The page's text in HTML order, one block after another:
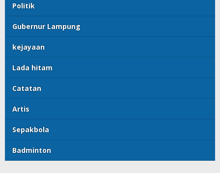
Politik
Gubernur Lampung
kejayaan
Lada hitam
Catatan
Artis
Sepakbola
Badminton